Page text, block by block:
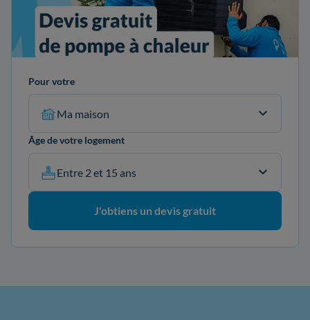
Pour votre
Ma maison
Âge de votre logement
Entre 2 et 15 ans
J'obtiens un devis gratuit